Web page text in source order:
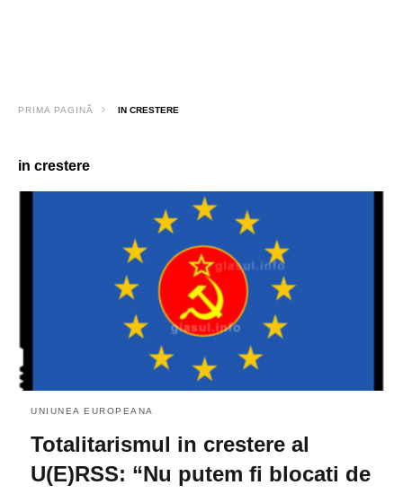
PRIMA PAGINĂ IN CRESTERE
in crestere
UNIUNEA EUROPEANA
Totalitarismul in crestere al
U(E)RSS: “Nu putem fi blocati de